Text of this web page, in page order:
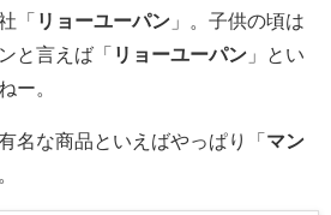
「 リョーユーパン 」。子供の頃は
と言えば「 リョーユーパン 」とい
ー。
名な商品といえばやっぱり「 マン